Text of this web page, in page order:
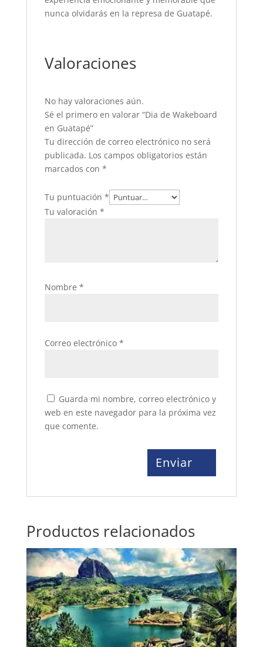
nunca olvidarás en la represa de Guatapé.
Valoraciones
No hay valoraciones aún.
Sé el primero en valorar “Dia de Wakeboard
en Guatapé”
Tu dirección de correo electrónico no será
publicada. Los campos obligatorios están
marcados con *
Tu puntuación *
Tu valoración *
Nombre *
Correo electrónico *
Guarda mi nombre, correo electrónico y
web en este navegador para la próxima vez
que comente.
Productos relacionados